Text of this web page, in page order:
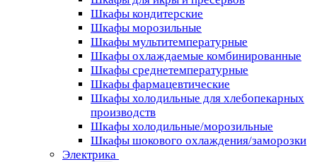
Шкафы кондитерские
Шкафы морозильные
Шкафы мультитемпературные
Шкафы охлаждаемые комбинированные
Шкафы среднетемпературные
Шкафы фармацевтические
Шкафы холодильные для хлебопекарных
производств
Шкафы холодильные/морозильные
Шкафы шокового охлаждения/заморозки
Электрика